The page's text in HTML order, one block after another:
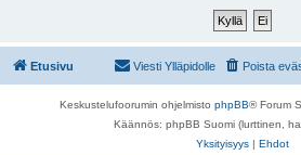
Etusivu Poista
Viesti Ylläpidolle
Keskustelufoorumin ohjelmisto phpBB® Forum
Käännös: phpBB Suomi (lurttinen,
Yksityisyys | Ehdot